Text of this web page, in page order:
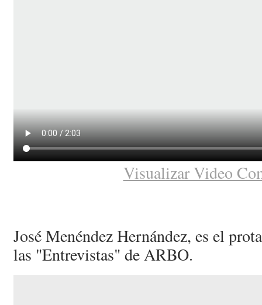
Visualizar Video
José Menéndez Hernández, es el
las "Entrevistas" de ARBO.